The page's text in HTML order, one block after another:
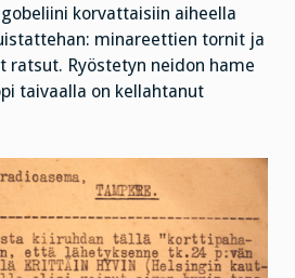
korvattaisiin aiheella
minareettien tornit ja
ratsut. Ryöstetyn neidon hame
taivaalla on kellahtanut